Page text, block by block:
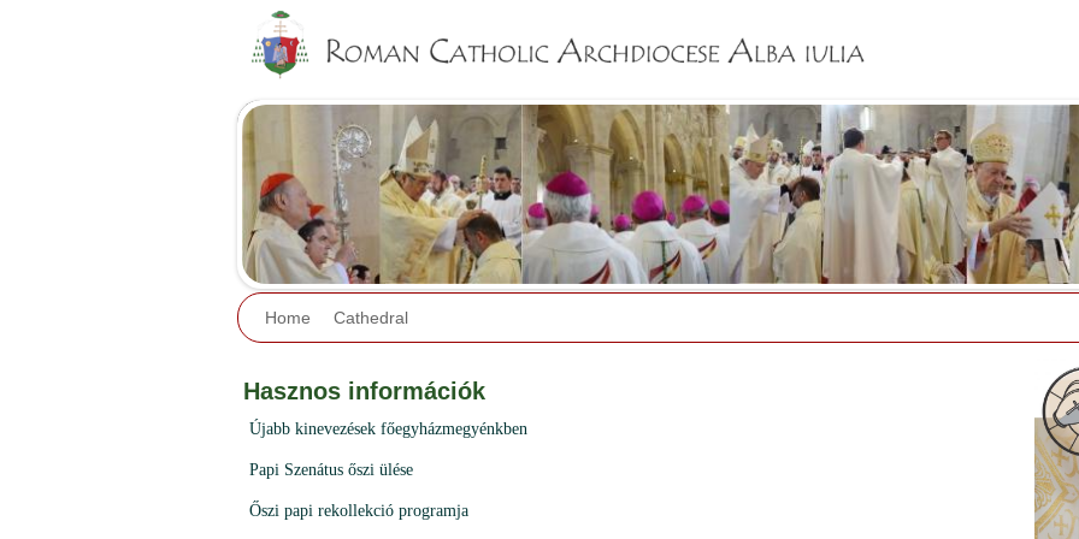
Home Cathedral
Hasznos információk
Újabb kinevezések főegyházmegyénkben
Papi Szenátus őszi ülése
Őszi papi rekollekció programja